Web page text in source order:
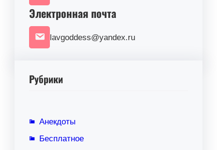
Электронная почта
lavgoddess@yandex.ru
Рубрики
Анекдоты
Бесплатное